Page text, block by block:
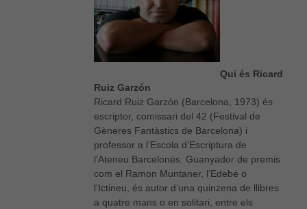
Qui és Ricard
Ruiz Garzón
Ricard Ruiz Garzón (Barcelona, 1973) és
escriptor, comissari del 42 (Festival de
Gèneres Fantàstics de Barcelona) i
professor a l’Escola d’Escriptura de
l’Ateneu Barcelonès. Guanyador de premis
com el Ramon Muntaner, l’Edebé o
l’Ictineu, és autor d’una quinzena de llibres
a quatre mans o en solitari, entre els